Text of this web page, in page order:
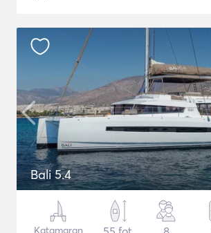
Bali 5.4
Katamaran